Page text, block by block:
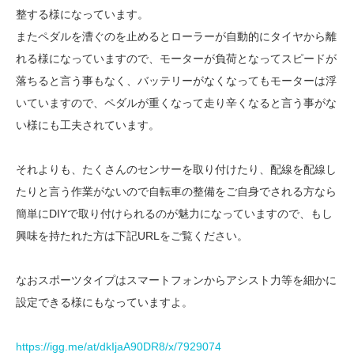
整する様になっています。
またペダルを漕ぐのを止めるとローラーが自動的にタイヤから離
れる様になっていますので、モーターが負荷となってスピードが
落ちると言う事もなく、バッテリーがなくなってもモーターは浮
いていますので、ペダルが重くなって走り辛くなると言う事がな
い様にも工夫されています。
それよりも、たくさんのセンサーを取り付けたり、配線を配線し
たりと言う作業がないので自転車の整備をご自身でされる方なら
簡単にDIYで取り付けられるのが魅力になっていますので、もし
興味を持たれた方は下記URLをご覧ください。
なおスポーツタイプはスマートフォンからアシスト力等を細かに
設定できる様にもなっていますよ。
https://igg.me/at/dkIjaA90DR8/x/7929074